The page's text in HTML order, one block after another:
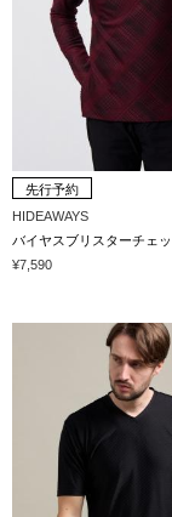
先行予約
HIDEAWAYS
¥7,590